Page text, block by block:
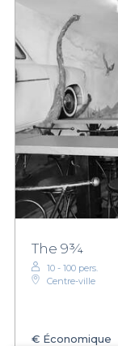
The 9¾
10 - 100 pers.
Centre-ville
€ Économique